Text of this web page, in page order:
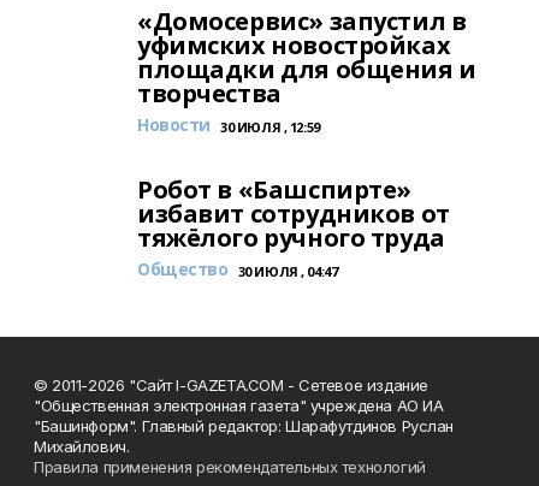
«Домосервис» запустил в
уфимских новостройках
площадки для общения и
творчества
Новости 30 ИЮЛЯ , 12:59
Робот в «Башспирте»
избавит сотрудников от
тяжёлого ручного труда
Общество 30 ИЮЛЯ , 04:47
© 2011-2026 "Сайт I-GAZETA.COM - Сетевое издание
"Общественная электронная газета" учреждена АО ИА
"Башинформ". Главный редактор: Шарафутдинов Руслан
Михайлович.
Правила применения рекомендательных технологий